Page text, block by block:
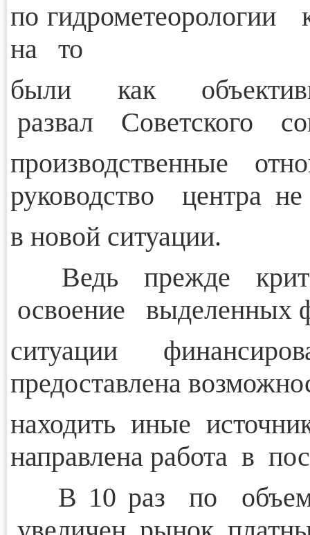
по
на то
были как
развал Советского
производственные
руководство центра не
в новой ситуации.
Ведь прежде
освоение выделенных
ситуации
предоставлена
находить иные
направлена работа в
В 10 раз по